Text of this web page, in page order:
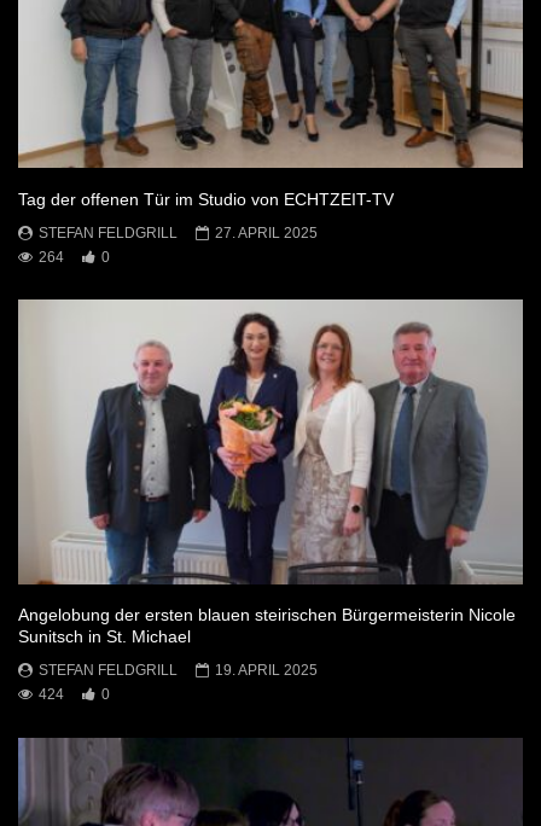
Tag der offenen Tür im Studio von ECHTZEIT-TV
STEFAN FELDGRILL
27. APRIL 2025
264
0
Angelobung der ersten blauen steirischen Bürgermeisterin Nicole
Sunitsch in St. Michael
STEFAN FELDGRILL
19. APRIL 2025
424
0